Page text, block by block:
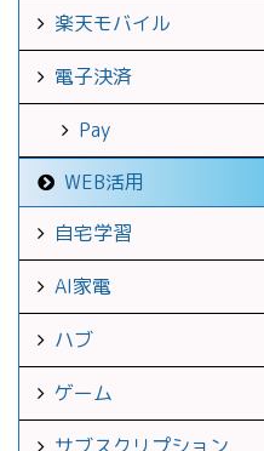
楽天モバイル
電子決済
Pay
WEB活用
自宅学習
AI家電
ハブ
ゲーム